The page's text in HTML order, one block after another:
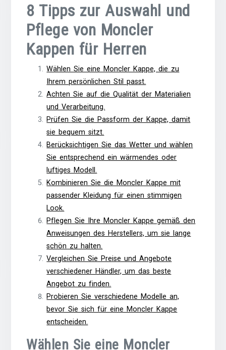
8 Tipps zur Auswahl und
Pflege von Moncler
Kappen für Herren
Wählen Sie eine Moncler Kappe, die zu
Ihrem persönlichen Stil passt.
Achten Sie auf die Qualität der Materialien
und Verarbeitung.
Prüfen Sie die Passform der Kappe, damit
sie bequem sitzt.
Berücksichtigen Sie das Wetter und wählen
Sie entsprechend ein wärmendes oder
luftiges Modell.
Kombinieren Sie die Moncler Kappe mit
passender Kleidung für einen stimmigen
Look.
Pflegen Sie Ihre Moncler Kappe gemäß den
Anweisungen des Herstellers, um sie lange
schön zu halten.
Vergleichen Sie Preise und Angebote
verschiedener Händler, um das beste
Angebot zu finden.
Probieren Sie verschiedene Modelle an,
bevor Sie sich für eine Moncler Kappe
entscheiden.
Wählen Sie eine Moncler